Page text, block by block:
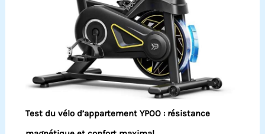
Test du vélo d’appartement YPOO : résistance